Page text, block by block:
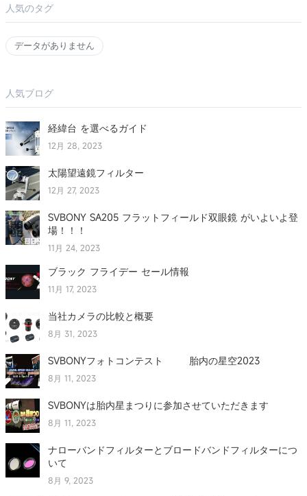
人気のタグ
データがありません
人気ブログ
経緯台 を選べるガイド
12月 28, 2023
太陽望遠鏡フィルター
12月 27, 2023
SVBONY SA205 フラットフィールド双眼鏡 がいよいよ登
場！！！
11月 24, 2023
ブラック フライデー セール情報
11月 17, 2023
当社カメラの比較と概要
8月 31, 2023
SVBONYフォトコンテスト 胎内の星空2023
8月 11, 2023
SVBONYは胎内星まつりに参加させていただきます
8月 11, 2023
ナローバンドフィルターとブロードバンドフィルターにつ
いて
8月 9, 2023